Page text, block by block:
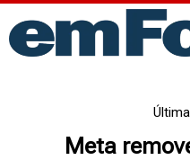
para
Meta